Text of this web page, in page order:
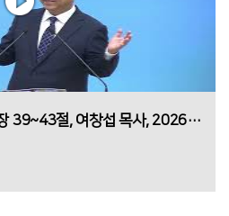
나의 믿음 점검표 [눅 23장 39~43절, 여창섭 목사, 2026년8월 2일 1부]